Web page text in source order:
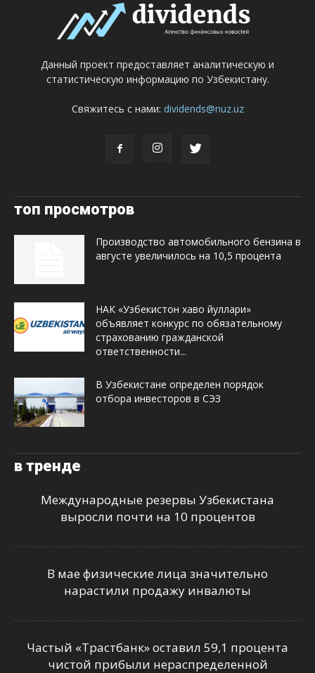
Данный проект предоставляет аналитическую и
статистическую информацию по Узбекистану.
Свяжитесь с нами: dividends@nuz.uz
топ просмотров
Производство автомобильного бензина в
августе увеличилось на 10,5 процента
НАК «Узбекистон хаво йуллари»
объявляет конкурс по обязательному
страхованию гражданской
ответственности...
В Узбекистане определен порядок
отбора инвесторов в СЭЗ
в тренде
Международные резервы Узбекистана
выросли почти на 10 процентов
В мае физические лица значительно
нарастили продажу инвалюты
Частый «Трастбанк» оставил 59,1 процента
чистой прибыли нераспределенной